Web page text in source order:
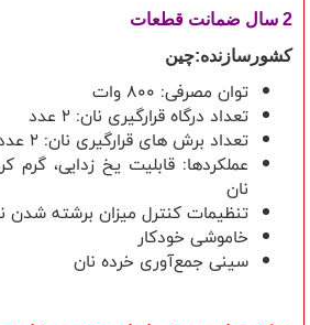
2 سال ضمانت قطعات
کشورسازنده:چین
توان مصرفی: 800 وات
تعداد درگاه قرارگیری نان: 2 عدد
تعداد برش های قرارگیری نان: 2 عدد
عملکردها: قابلیت یخ زدایی،
نان
تنظیمات کنترل میزان برشته شدن نان: 7
خاموشی خودکار
سینی جمع‌آوری خرده‌ نان